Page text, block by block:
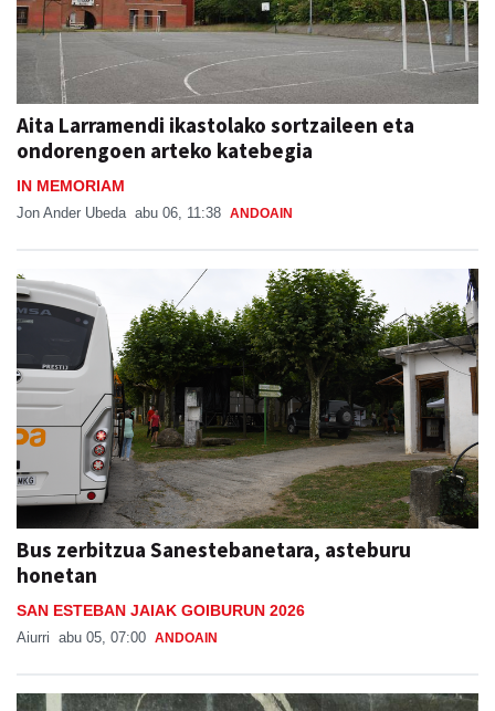
Aita Larramendi ikastolako sortzaileen eta
ondorengoen arteko katebegia
IN MEMORIAM
Jon Ander Ubeda abu 06, 11:38 ANDOAIN
Bus zerbitzua Sanestebanetara, asteburu
honetan
SAN ESTEBAN JAIAK GOIBURUN 2026
Aiurri abu 05, 07:00 ANDOAIN